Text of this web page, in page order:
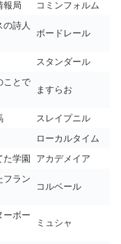
報局
コミンフォルム
の詩人
ボードレール
スタンダール
ことで
ますらお
スレイプニル
ローカルタイム
た学園
アカデメイア
フラン
コルベール
ーボー
ミュシャ